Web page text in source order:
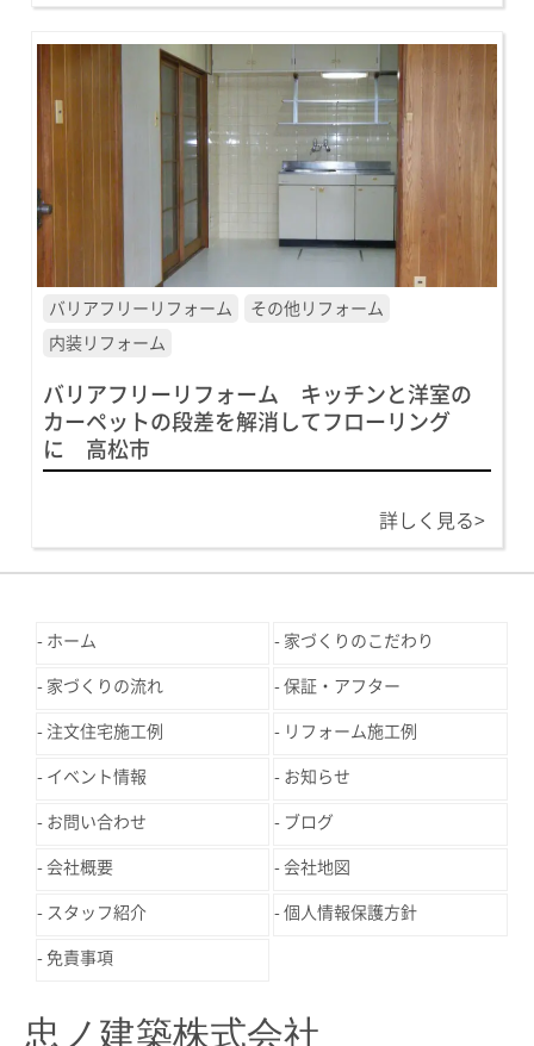
バリアフリーリフォーム その他リフォーム
内装リフォーム
バリアフリーリフォーム キッチンと洋室の
カーペットの段差を解消してフローリング
に 高松市
詳しく見る>
ホーム 家づくりのこだわり
家づくりの流れ 保証・アフター
注文住宅施工例 リフォーム施工例
イベント情報 お知らせ
お問い合わせ ブログ
会社概要 会社地図
スタッフ紹介 個人情報保護方針
免責事項
忠ノ建築株式会社